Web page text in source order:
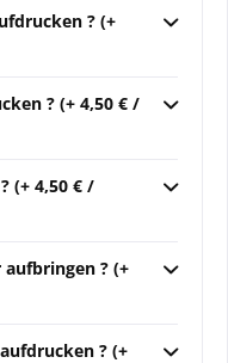
? (+
? (+ 4,50 € /
(+ 4,50 € /
? (+
? (+